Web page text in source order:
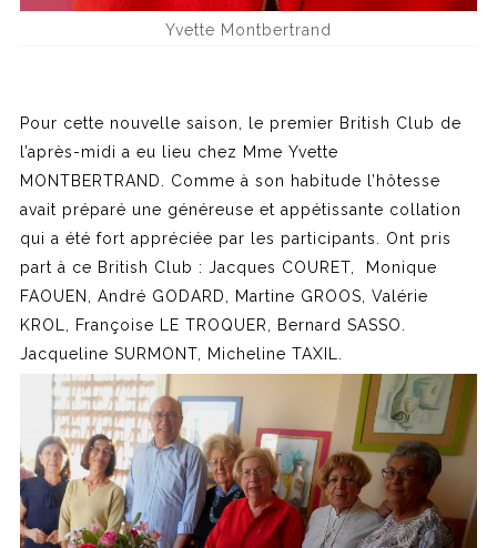
Yvette Montbertrand
Pour cette nouvelle saison, le premier British Club de
l’après-midi a eu lieu chez Mme Yvette
MONTBERTRAND. Comme à son habitude l’hôtesse
avait préparé une généreuse et appétissante collation
qui a été fort appréciée par les participants. Ont pris
part à ce British Club : Jacques COURET, Monique
FAOUEN, André GODARD, Martine GROOS, Valérie
KROL, Françoise LE TROQUER, Bernard SASSO.
Jacqueline SURMONT, Micheline TAXIL.